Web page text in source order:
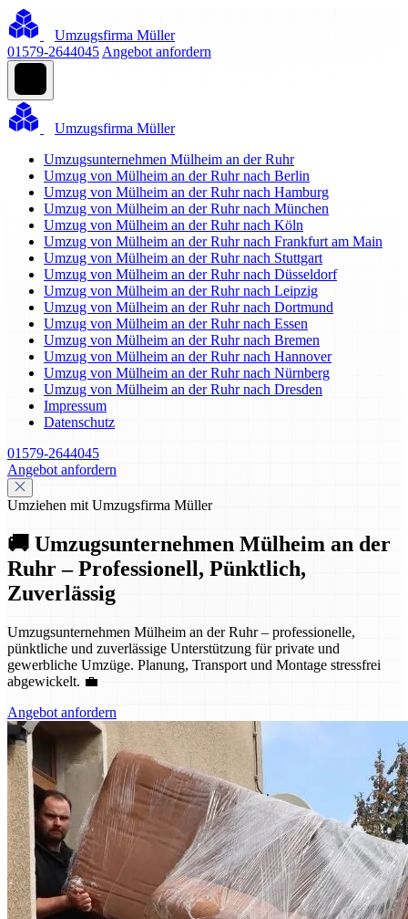
Umzugsfirma Müller
01579-2644045 Angebot anfordern
Umzugsfirma Müller
Umzugsunternehmen Mülheim an der Ruhr
Umzug von Mülheim an der Ruhr nach Berlin
Umzug von Mülheim an der Ruhr nach Hamburg
Umzug von Mülheim an der Ruhr nach München
Umzug von Mülheim an der Ruhr nach Köln
Umzug von Mülheim an der Ruhr nach Frankfurt am Main
Umzug von Mülheim an der Ruhr nach Stuttgart
Umzug von Mülheim an der Ruhr nach Düsseldorf
Umzug von Mülheim an der Ruhr nach Leipzig
Umzug von Mülheim an der Ruhr nach Dortmund
Umzug von Mülheim an der Ruhr nach Essen
Umzug von Mülheim an der Ruhr nach Bremen
Umzug von Mülheim an der Ruhr nach Hannover
Umzug von Mülheim an der Ruhr nach Nürnberg
Umzug von Mülheim an der Ruhr nach Dresden
Impressum
Datenschutz
01579-2644045
Angebot anfordern
Umziehen mit Umzugsfirma Müller
🚚 Umzugsunternehmen Mülheim an der
Ruhr – Professionell, Pünktlich,
Zuverlässig
Umzugsunternehmen Mülheim an der Ruhr – professionelle,
pünktliche und zuverlässige Unterstützung für private und
gewerbliche Umzüge. Planung, Transport und Montage stressfrei
abgewickelt. 💼
Angebot anfordern